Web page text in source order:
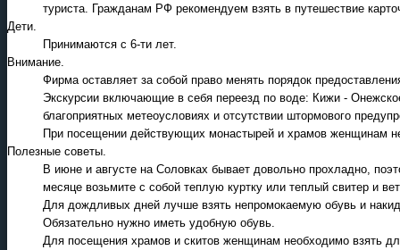
туриста. Гражданам РФ рекомендуем взять в путешествие
Дети.
Принимаются c 6-ти лет.
Внимание.
Фирма оставляет за собой право менять порядок
Экскурсии включающие в себя переезд по воде: Кижи -
благоприятных метеоусловиях и отсутствии штормового
При посещении действующих монастырей и храмов женщинам
Полезные советы.
В июне и августе на Соловках бывает довольно прохладно,
месяце возьмите с собой теплую куртку или теплый свитер и
Для дождливых дней лучше взять непромокаемую обувь и
Обязательно нужно иметь удобную обувь.
Для посещения храмов и скитов женщинам необходимо взять